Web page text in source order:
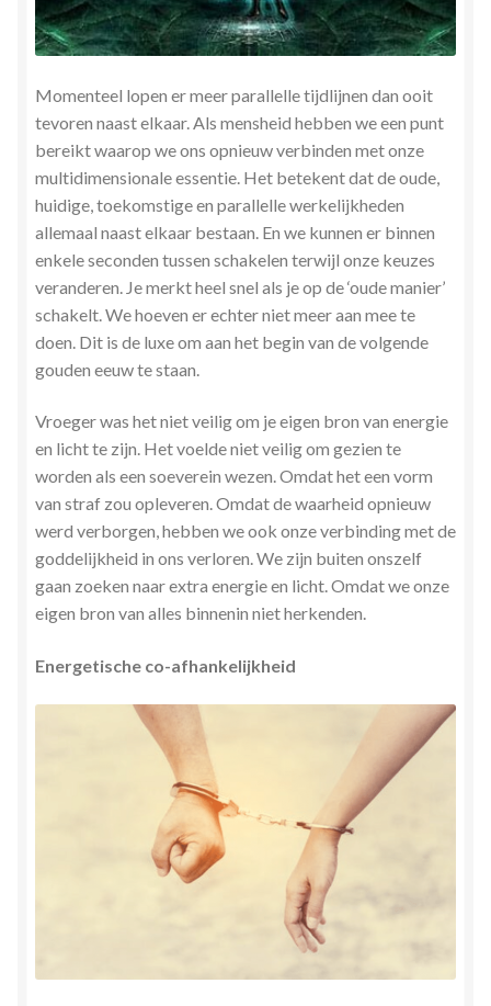
Momenteel lopen er meer parallelle tijdlijnen dan ooit
tevoren naast elkaar. Als mensheid hebben we een punt
bereikt waarop we ons opnieuw verbinden met onze
multidimensionale essentie. Het betekent dat de oude,
huidige, toekomstige en parallelle werkelijkheden
allemaal naast elkaar bestaan. En we kunnen er binnen
enkele seconden tussen schakelen terwijl onze keuzes
veranderen. Je merkt heel snel als je op de ‘oude manier’
schakelt. We hoeven er echter niet meer aan mee te
doen. Dit is de luxe om aan het begin van de volgende
gouden eeuw te staan.
Vroeger was het niet veilig om je eigen bron van energie
en licht te zijn. Het voelde niet veilig om gezien te
worden als een soeverein wezen. Omdat het een vorm
van straf zou opleveren. Omdat de waarheid opnieuw
werd verborgen, hebben we ook onze verbinding met de
goddelijkheid in ons verloren. We zijn buiten onszelf
gaan zoeken naar extra energie en licht. Omdat we onze
eigen bron van alles binnenin niet herkenden.
Energetische co-afhankelijkheid